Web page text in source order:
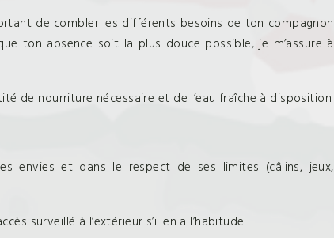
de combler les différents besoins de ton compagnon
ton absence soit la plus douce possible, je m’assure à
de nourriture nécessaire et de l’eau fraîche à disposition.
envies et dans le respect de ses limites (câlins, jeux,
surveillé à l’extérieur s’il en a l’habitude.